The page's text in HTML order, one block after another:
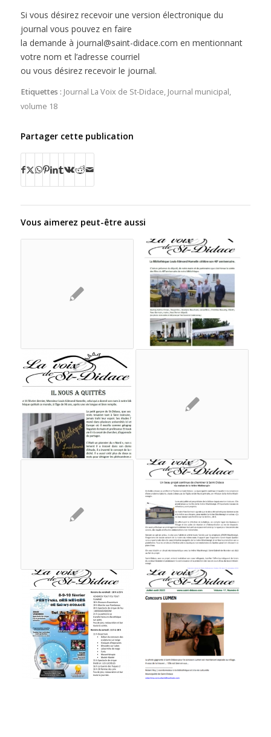
Si vous désirez recevoir une version électronique du
journal vous pouvez en faire
la demande à journal@saint-didace.com en mentionnant
votre nom et l’adresse courriel
ou vous désirez recevoir le journal.
Etiquettes : Journal La Voix de St-Didace, Journal municipal,
volume 18
Partager cette publication
Vous aimerez peut-être aussi